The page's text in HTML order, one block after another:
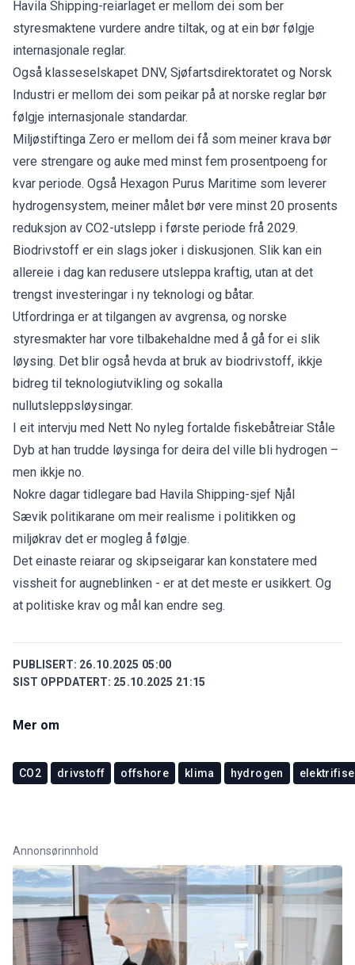
Havila Shipping-reiarlaget er mellom dei som ber
styresmaktene vurdere andre tiltak, og at ein bør følgje
internasjonale reglar.
Også klasseselskapet DNV, Sjøfartsdirektoratet og Norsk
Industri er mellom dei som peikar på at norske reglar bør
følgje internasjonale standardar.
Miljøstiftinga Zero er mellom dei få som meiner krava bør
vere strengare og auke med minst fem prosentpoeng for
kvar periode. Også Hexagon Purus Maritime som leverer
hydrogensystem, meiner målet bør vere minst 20 prosents
reduksjon av CO2-utslepp i første periode frå 2029.
Biodrivstoff er ein slags joker i diskusjonen. Slik kan ein
allereie i dag kan redusere utsleppa kraftig, utan at det
trengst investeringar i ny teknologi og båtar.
Utfordringa er at tilgangen av avgrensa, og norske
styresmakter har vore tilbakehaldne med å gå for ei slik
løysing. Det blir også hevda at bruk av biodrivstoff, ikkje
bidreg til teknologiutvikling og sokalla
nullutsleppsløysingar.
I eit intervju med Nett No nyleg fortalde fiskebåtreiar Ståle
Dyb at han trudde løysinga for deira del ville bli hydrogen –
men ikkje no.
Nokre dagar tidlegare bad Havila Shipping-sjef Njål
Sævik politikarane om meir realisme i politikken og
miljøkrav det er mogleg å følgje.
Det einaste reiarar og skipseigarar kan konstatere med
vissheit for augneblinken - er at det meste er usikkert. Og
at politiske krav og mål kan endre seg.
PUBLISERT: 26.10.2025 05:00
SIST OPPDATERT: 25.10.2025 21:15
Mer om
CO2 drivstoff offshore klima hydrogen
Annonsørinnhold